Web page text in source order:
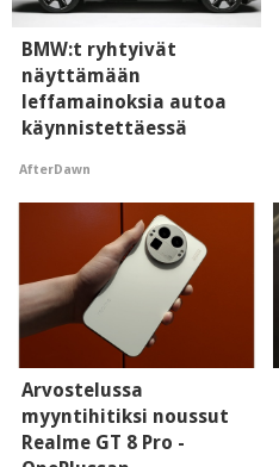
BMW:t ryhtyivät
näyttämään
leffamainoksia autoa
käynnistettäessä
AfterDawn
Arvostelussa
myyntihitiksi noussut
Realme GT 8 Pro -